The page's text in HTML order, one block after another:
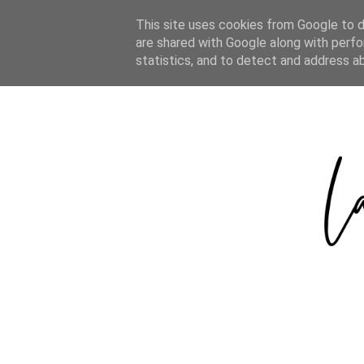
HOME CATEGORIES
This site uses cookies from Google to
are shared with Google along with
statistics, and to detect and address